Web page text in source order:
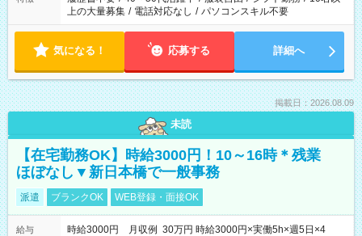
上の大量募集 / 電話対応なし / パソコンスキル不要
気になる！ 応募する 詳細へ
掲載日：2026.08.09
未読
【在宅勤務OK】時給3000円！10～16時＊残業
ほぼなし▼新日本橋で一般事務
派遣 ブランクOK WEB登録・面接OK
給与
時給3000円 月収例 30万円 時給3000円×実働5h×週5日×4